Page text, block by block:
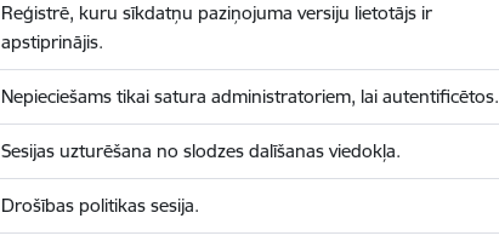
Reģistrē, kuru sīkdatņu paziņojuma versiju lietotājs ir
apstiprinājis.
Nepieciešams tikai satura administratoriem, lai autentificētos.
Sesijas uzturēšana no slodzes dalīšanas viedokļa.
Drošības politikas sesija.